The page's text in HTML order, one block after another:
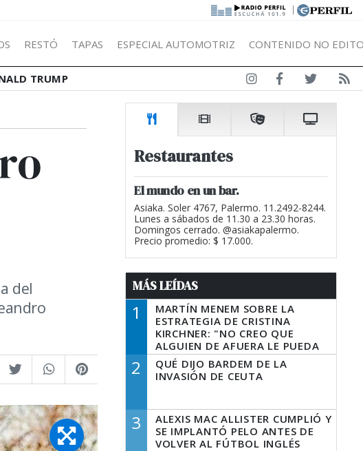
|
RESTÓ TAPAS ESPECIAL AUTOMOTRIZ CONTENIDO NO
TRUMP
del
Restaurantes
El mundo en un bar.
Asiaka. Soler 4767, Palermo. 11.2492-8244.
Lunes a sábados de 11.30 a 23.30 horas.
Domingos cerrado. @asiakapalermo.
Precio promedio: $ 17.000.
MÁS LEÍDAS
1
MARTÍN MENEM SOBRE LA
ESTRATEGIA DE CRISTINA
KIRCHNER: "NO CREO QUE
ALGUIEN DE AFUERA LE PUEDA
DECIR A LA JUSTICIA LO QUE
TIENE QUE HACER"
2
QUÉ DIJO BARDEM DE LA
INVASIÓN DE CEUTA
3
ALEXIS MAC ALLISTER CUMPLIÓ Y
SE IMPLANTÓ PELO ANTES DE
VOLVER AL FÚTBOL INGLÉS